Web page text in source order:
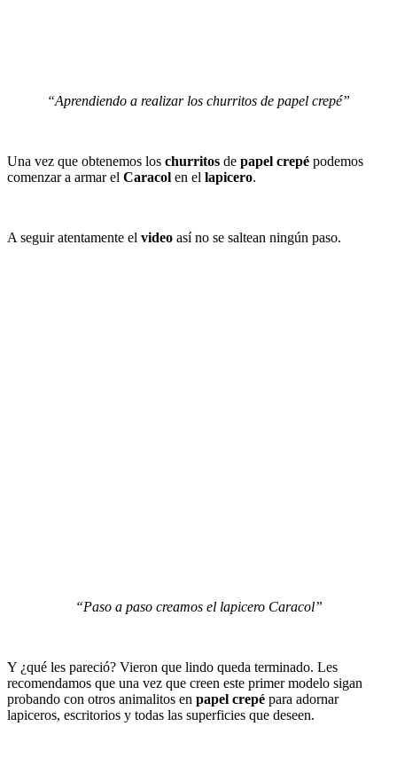
“Aprendiendo a realizar los churritos de papel crepé”
Una vez que obtenemos los churritos de papel crepé podemos
comenzar a armar el Caracol en el lapicero.
A seguir atentamente el video así no se saltean ningún paso.
“Paso a paso creamos el lapicero Caracol”
Y ¿qué les pareció? Vieron que lindo queda terminado. Les
recomendamos que una vez que creen este primer modelo sigan
probando con otros animalitos en papel crepé para adornar
lapiceros, escritorios y todas las superficies que deseen.